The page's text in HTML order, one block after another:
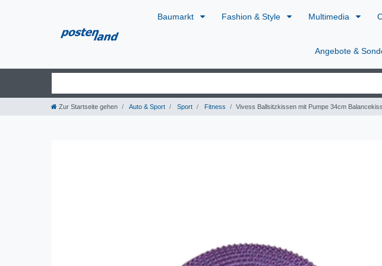
Baumarkt Fashion & Style Multimedia
Angebote &
Zur Startseite gehen Auto & Sport Sport Fitness Vivess Ballsitzkissen mit Pumpe 34cm